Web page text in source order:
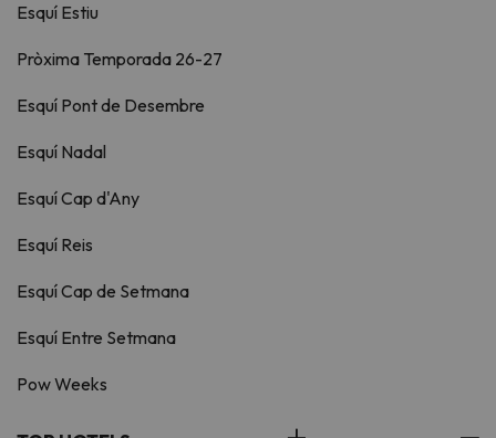
Esquí Estiu
Pròxima Temporada 26-27
Esquí Pont de Desembre
Esquí Nadal
Esquí Cap d'Any
Esquí Reis
Esquí Cap de Setmana
Esquí Entre Setmana
Pow Weeks